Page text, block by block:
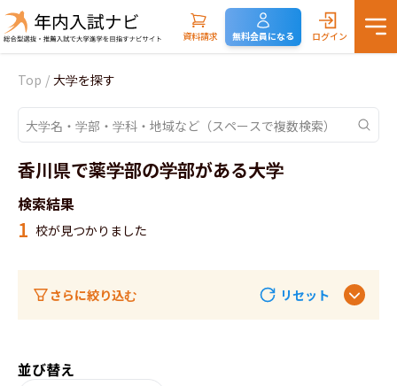
資料請求 無料会員になる ログイン
Top / 大学を探す
香川県で薬学部の学部がある大学
検索結果
1 校が見つかりました
さらに絞り込む リセット
並び替え